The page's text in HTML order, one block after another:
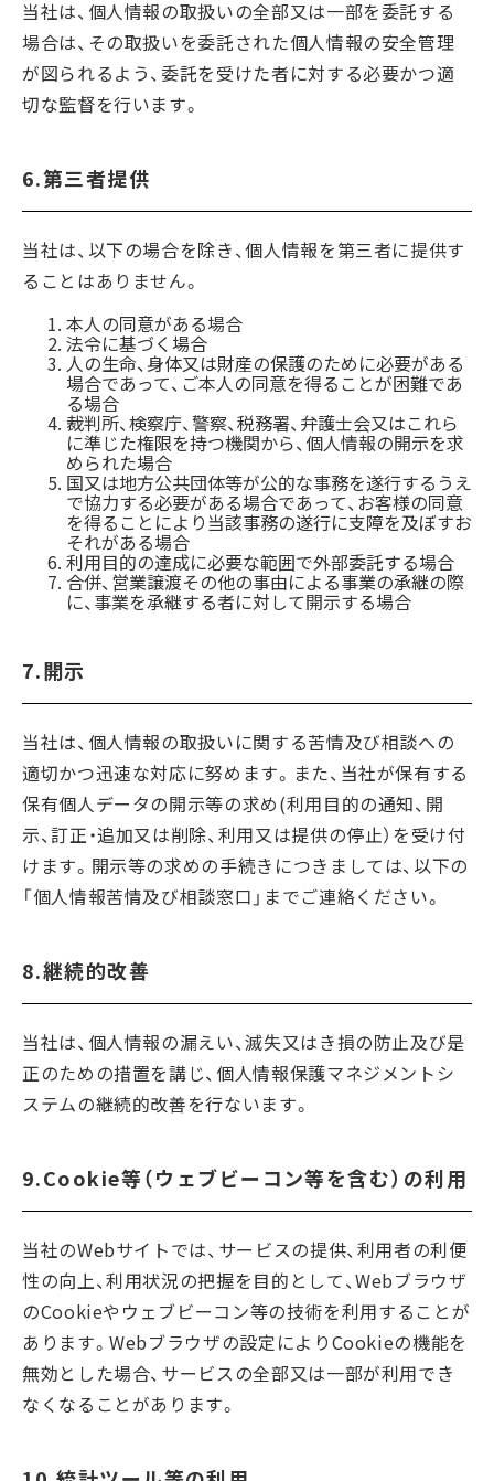
当社は、個人情報の取扱いの全部又は一部を委託する
場合は、その取扱いを委託された個人情報の安全管理
が図られるよう、委託を受けた者に対する必要かつ適
切な監督を行います。
6.第三者提供
当社は、以下の場合を除き、個人情報を第三者に提供す
ることはありません。
本人の同意がある場合
法令に基づく場合
人の生命、身体又は財産の保護のために必要がある
場合であって、ご本人の同意を得ることが困難であ
る場合
裁判所、検察庁、警察、税務署、弁護士会又はこれら
に準じた権限を持つ機関から、個人情報の開示を求
められた場合
国又は地方公共団体等が公的な事務を遂行するうえ
で協力する必要がある場合であって、お客様の同意
を得ることにより当該事務の遂行に支障を及ぼすお
それがある場合
利用目的の達成に必要な範囲で外部委託する場合
合併、営業譲渡その他の事由による事業の承継の際
に、事業を承継する者に対して開示する場合
7.開示
当社は、個人情報の取扱いに関する苦情及び相談への
適切かつ迅速な対応に努めます。また、当社が保有する
保有個人データの開示等の求め(利用目的の通知、開
示、訂正・追加又は削除、利用又は提供の停止）を受け付
けます。開示等の求めの手続きにつきましては、以下の
「個人情報苦情及び相談窓口」までご連絡ください。
8.継続的改善
当社は、個人情報の漏えい、滅失又はき損の防止及び是
正のための措置を講じ、個人情報保護マネジメントシ
ステムの継続的改善を行ないます。
9.Cookie等（ウェブビーコン等を含む）の利用
当社のWebサイトでは、サービスの提供、利用者の利便
性の向上、利用状況の把握を目的として、Webブラウザ
のCookieやウェブビーコン等の技術を利用することが
あります。Webブラウザの設定によりCookieの機能を
無効とした場合、サービスの全部又は一部が利用でき
なくなることがあります。